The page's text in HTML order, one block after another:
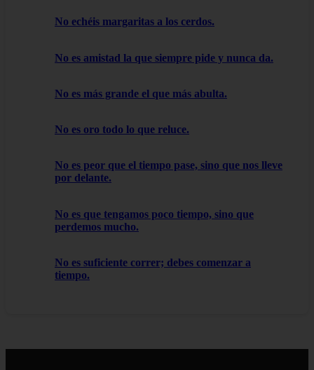
No echéis margaritas a los cerdos.
No es amistad la que siempre pide y nunca da.
No es más grande el que más abulta.
No es oro todo lo que reluce.
No es peor que el tiempo pase, sino que nos lleve
por delante.
No es que tengamos poco tiempo, sino que
perdemos mucho.
No es suficiente correr; debes comenzar a
tiempo.